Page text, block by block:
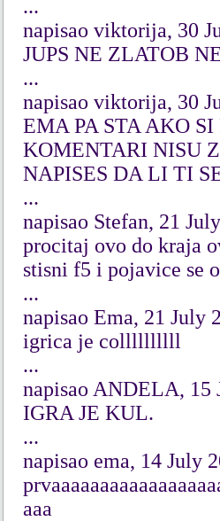
...
napisao viktorija, 30
JUPS NE ZLATOB
...
napisao viktorija, 30
EMA PA STA AKO
KOMENTARI NISU
NAPISES DA LI TI
...
napisao Stefan, 21
procitaj ovo do kraja
stisni f5 i pojavice se
...
napisao Ema, 21 July
igrica je collllllllll
...
napisao ANDELA, 15
IGRA JE KUL.
...
napisao ema, 14 July
aaa